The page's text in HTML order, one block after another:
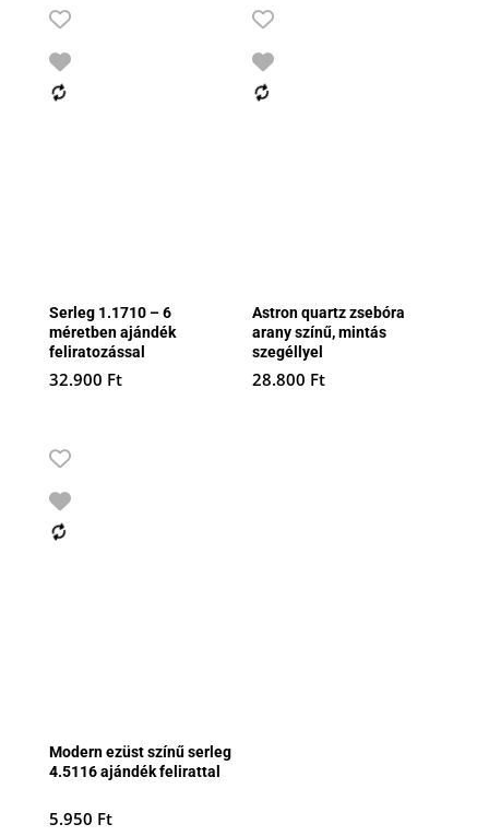
Serleg 1.1710 – 6
méretben ajándék
feliratozással
32.900 Ft
Astron quartz zsebóra
arany színű, mintás
szegéllyel
28.800 Ft
Modern ezüst színű serleg
4.5116 ajándék felirattal
5.950 Ft